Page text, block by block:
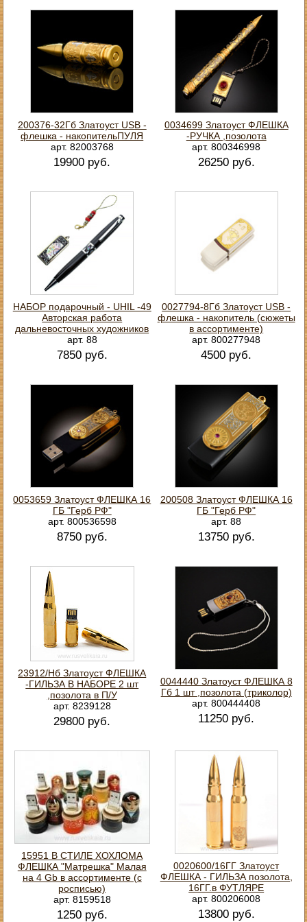
200376-32Гб Златоуст USB -
флешка - накопительПУЛЯ
арт. 82003768
19900 руб.
0034699 Златоуст ФЛЕШКА
-РУЧКА ,позолота
арт. 800346998
26250 руб.
НАБОР подарочный - UHIL -49
Авторская работа
дальневосточных художников
арт. 88
7850 руб.
0027794-8Гб Златоуст USB -
флешка - накопитель (сюжеты
в ассортименте)
арт. 800277948
4500 руб.
0053659 Златоуст ФЛЕШКА 16
ГБ "Герб РФ"
арт. 800536598
8750 руб.
200508 Златоуст ФЛЕШКА 16
ГБ "Герб РФ"
арт. 88
13750 руб.
23912/Нб Златоуст ФЛЕШКА
-ГИЛЬЗА В НАБОРЕ 2 шт
,позолота в П/У
арт. 8239128
29800 руб.
0044440 Златоуст ФЛЕШКА 8
Гб 1 шт ,позолота (триколор)
арт. 800444408
11250 руб.
15951 В СТИЛЕ ХОХЛОМА
ФЛЕШКА "Матрешка" Малая
на 4 Gb в ассортименте (с
росписью)
арт. 8159518
1250 руб.
0020600/16ГГ Златоуст
ФЛЕШКА - ГИЛЬЗА позолота,
16ГГ.в ФУТЛЯРЕ
арт. 800206008
13800 руб.